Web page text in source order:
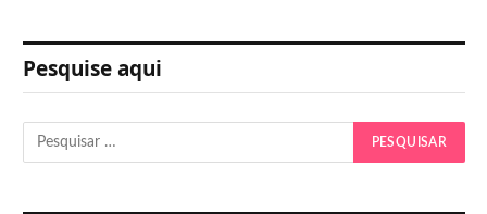
Pesquise aqui